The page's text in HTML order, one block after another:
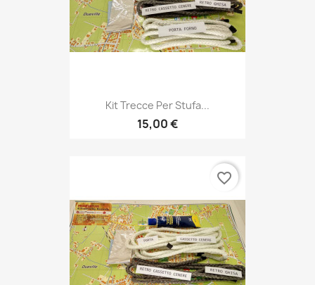
Kit Trecce Per Stufa...
15,00 €
favorite_border